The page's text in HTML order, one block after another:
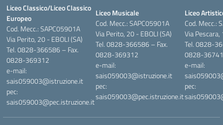
Liceo Classico/Liceo Classico
Europeo
Cod. Mecc.: SAPC05901A
Via Perito, 20 - EBOLI (SA)
Tel. 0828-366586 – Fax.
0828-369312
e-mail:
sais059003@istruzione.it
pec:
sais059003@pec.istruzione.it
Liceo Musicale
Cod. Mecc.: SAPC05901A
Via Perito, 20 - EBOLI (SA)
Tel. 0828-366586 – Fax.
0828-369312
e-mail:
sais059003@istruzione.it
pec:
sais059003@pec.istruzione.it
Liceo
Cod. Mecc.:
Via
Tel. 0828-
0828-
e-mail:
pec: